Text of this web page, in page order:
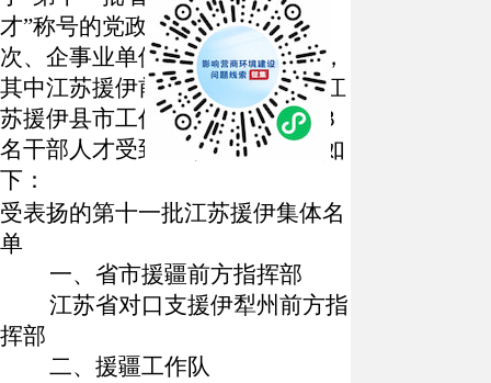
才”称号的党政干部记二等功一
次、企事业单位人员记功一次），
其中江苏援伊前方指挥部、14个江
苏援伊县市工作队（组）以及133
名干部人才受到表彰表扬，名单如
下：
受表扬的第十一批江苏援伊集体名
单
一、省市援疆前方指挥部
江苏省对口支援伊犁州前方指
挥部
二、援疆工作队